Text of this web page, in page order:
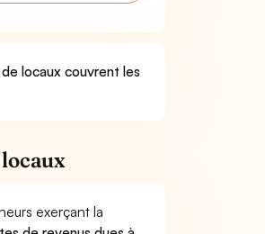
locaux couvrent les
exerçant la